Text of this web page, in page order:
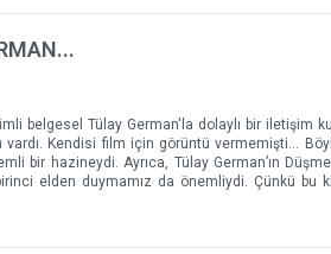
belgesel Tülay German'la dolaylı bir iletişim
vardı. Kendisi film için görüntü vermemişti...
bir hazineydi. Ayrıca, Tülay German’ın
elden duymamız da önemliydi. Çünkü bu